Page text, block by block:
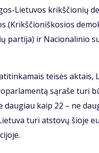
Lie­tu­vos krikš­čio­nių
(Krikš­čio­niš­ko­sios
par­ti­ja) ir Na­cio­na­li­nio
tei­sės ak­tais,
są­ra­še tu­ri
dau­giau kaip 22 – ne
tu­ri at­sto­vų šio­je